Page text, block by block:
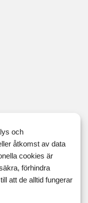
och
åtkomst av data
cookies är
förhindra
att de alltid fungerar